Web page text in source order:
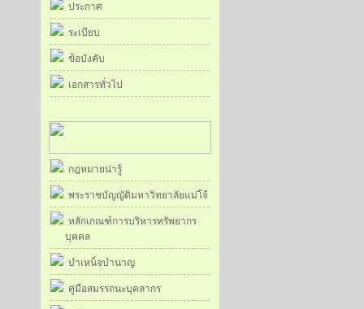
ประกาศ
ระเบียบ
ข้อบังคับ
เอกสารทั่วไป
กฎหมายน่ารู้
พระราชบัญญัติมหาวิทยาลัยแม่โจ้
หลักเกณฑ์การบริหารทรัพยากร
บุคคล
บำเหน็จบำนาญ
คู่มือสมรรถนะบุคลากร